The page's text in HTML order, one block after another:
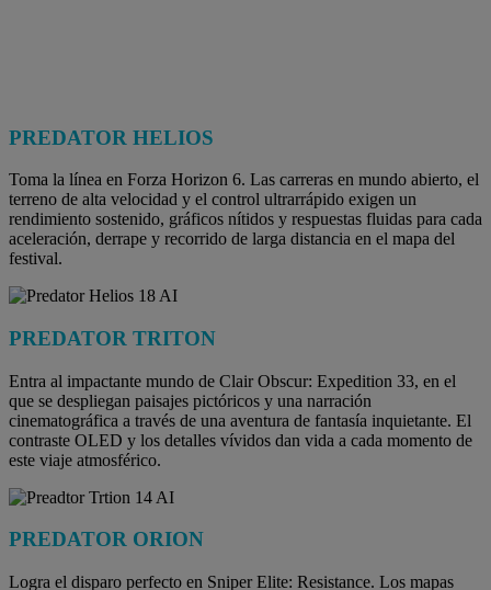
PREDATOR HELIOS
Toma la línea en Forza Horizon 6. Las carreras en mundo abierto, el
terreno de alta velocidad y el control ultrarrápido exigen un
rendimiento sostenido, gráficos nítidos y respuestas fluidas para cada
aceleración, derrape y recorrido de larga distancia en el mapa del
festival.
PREDATOR TRITON
Entra al impactante mundo de Clair Obscur: Expedition 33, en el
que se despliegan paisajes pictóricos y una narración
cinematográfica a través de una aventura de fantasía inquietante. El
contraste OLED y los detalles vívidos dan vida a cada momento de
este viaje atmosférico.
PREDATOR ORION
Logra el disparo perfecto en Sniper Elite: Resistance. Los mapas